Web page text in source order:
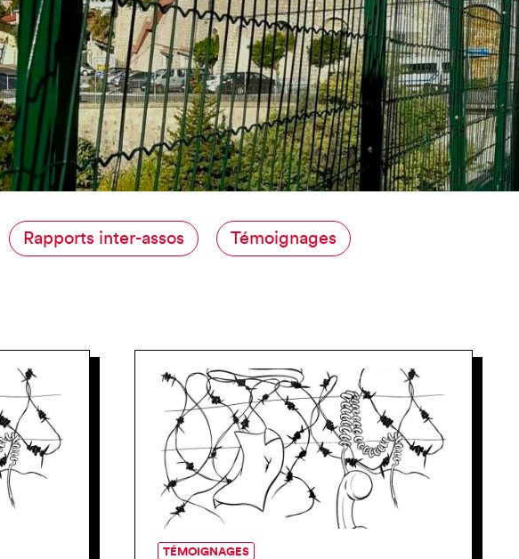
INTÉRIEURE TERRESTRE
J’AI ÉTÉ VICTIME DE VIOLENCE À UNE
FRONTIÈRE
JE VOUDRAIS TÉMOIGNER
JE SUIS EN FRANCE
Rapports inter-assos Témoignages
TÉMOIGNAGES